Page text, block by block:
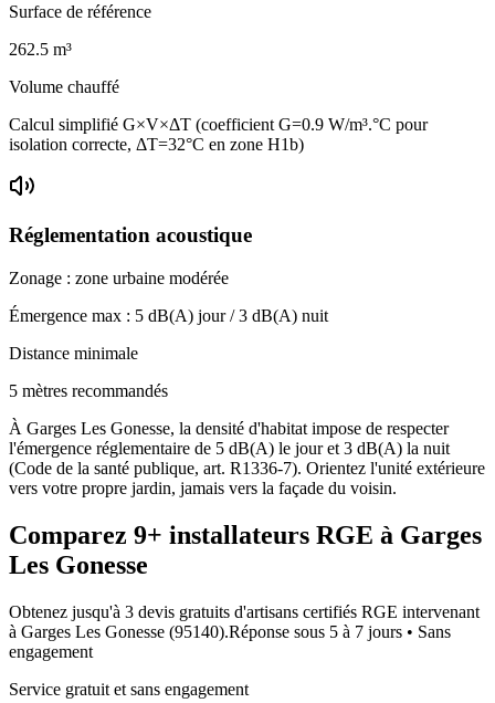
Surface de référence
262.5 m³
Volume chauffé
Calcul simplifié G×V×ΔT (coefficient G=0.9 W/m³.°C pour
isolation correcte, ΔT=32°C en zone H1b)
Réglementation acoustique
Zonage : zone urbaine modérée
Émergence max : 5 dB(A) jour /3 dB(A) nuit
Distance minimale
5 mètres recommandés
À Garges Les Gonesse, la densité d'habitat impose de respecter
l'émergence réglementaire de 5 dB(A) le jour et 3 dB(A) la nuit
(Code de la santé publique, art. R1336-7). Orientez l'unité extérieure
vers votre propre jardin, jamais vers la façade du voisin.
Comparez 9+ installateurs RGE à Garges
Les Gonesse
Obtenez jusqu'à 3 devis gratuits d'artisans certifiés RGE intervenant
à Garges Les Gonesse (95140).Réponse sous 5 à 7 jours • Sans
engagement
Service gratuit et sans engagement